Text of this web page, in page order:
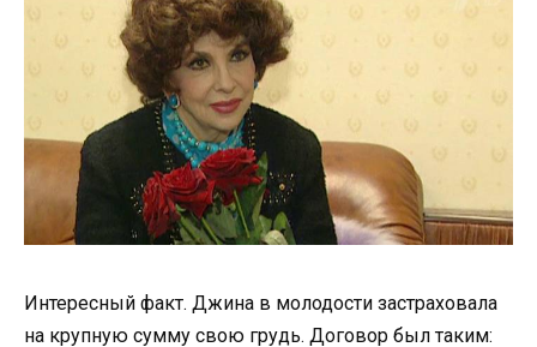
Интересный факт. Джина в молодости застраховала
на крупную сумму свою грудь. Договор был таким: